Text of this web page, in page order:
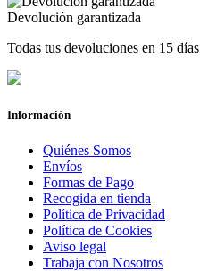
Devolución garantizada
Todas tus devoluciones en 15 días
Información
Quiénes Somos
Envíos
Formas de Pago
Recogida en tienda
Política de Privacidad
Política de Cookies
Aviso legal
Trabaja con Nosotros